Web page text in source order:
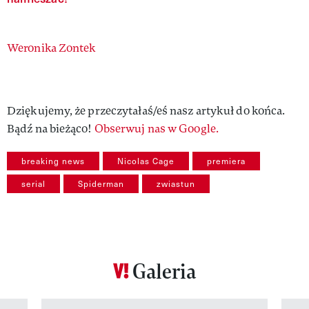
Authors
Weronika Zontek
Dziękujemy, że przeczytałaś/eś nasz artykuł do końca.
Bądź na bieżąco! Obserwuj nas w Google.
breaking news Nicolas Cage premiera
serial Spiderman zwiastun
Galeria